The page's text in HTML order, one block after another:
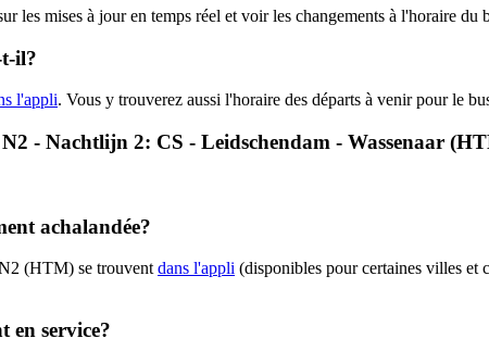
les mises à jour en temps réel et voir les changements à l'horaire
il?
l'appli. Vous y trouverez aussi l'horaire des départs à venir pour le
- Nachtlijn 2: CS - Leidschendam - Wassenaar
achalandée?
(HTM) se trouvent dans l'appli (disponibles pour certaines villes et
en service?